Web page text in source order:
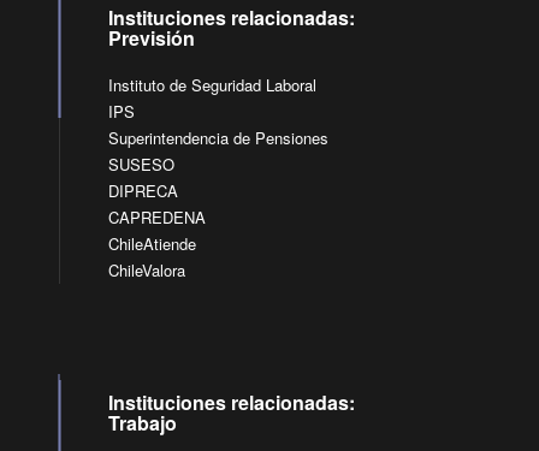
Instituciones relacionadas:
Previsión
Instituto de Seguridad Laboral
IPS
Superintendencia de Pensiones
SUSESO
DIPRECA
CAPREDENA
ChileAtiende
ChileValora
Instituciones relacionadas:
Trabajo